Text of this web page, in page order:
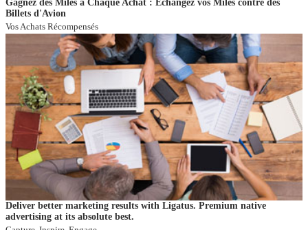
Gagnez des Miles à Chaque Achat : Echangez vos Miles contre des
Billets d'Avion
Vos Achats Récompensés
Deliver better marketing results with Ligatus. Premium native
advertising at its absolute best.